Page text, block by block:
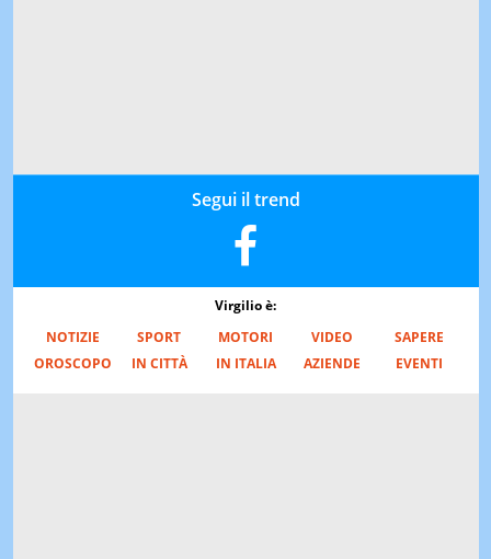
Segui il trend
Virgilio è:
NOTIZIE
SPORT MOTORI VIDEO
SAPERE
OROSCOPO
IN CITTÀ IN ITALIA AZIENDE EVENTI